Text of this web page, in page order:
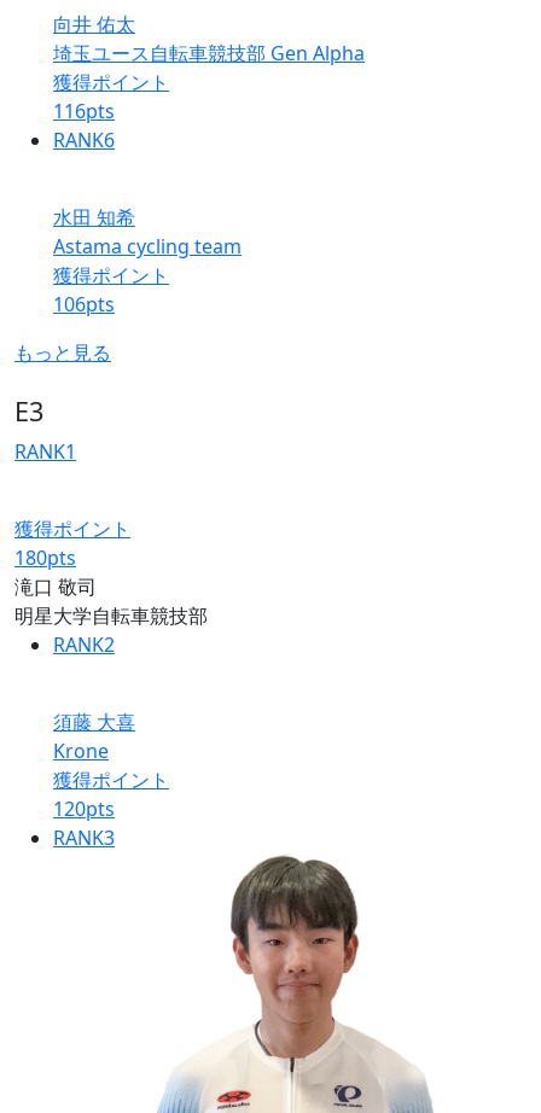
向井 佑太
埼玉ユース自転車競技部 Gen Alpha
獲得ポイント
116pts
RANK6
水田 知希
Astama cycling team
獲得ポイント
106pts
もっと見る
E3
RANK1
獲得ポイント
180pts
滝口 敬司
明星大学自転車競技部
RANK2
須藤 大喜
Krone
獲得ポイント
120pts
RANK3